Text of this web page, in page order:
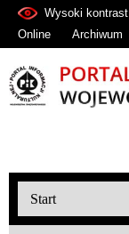
Wysoki kontrast
Online
Archiwum